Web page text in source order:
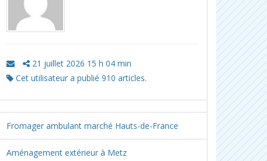
21 juillet 2026 15 h 04 min
Cet utilisateur a publié 910 articles.
Fromager ambulant marché Hauts-de-France
Aménagement extérieur à Metz